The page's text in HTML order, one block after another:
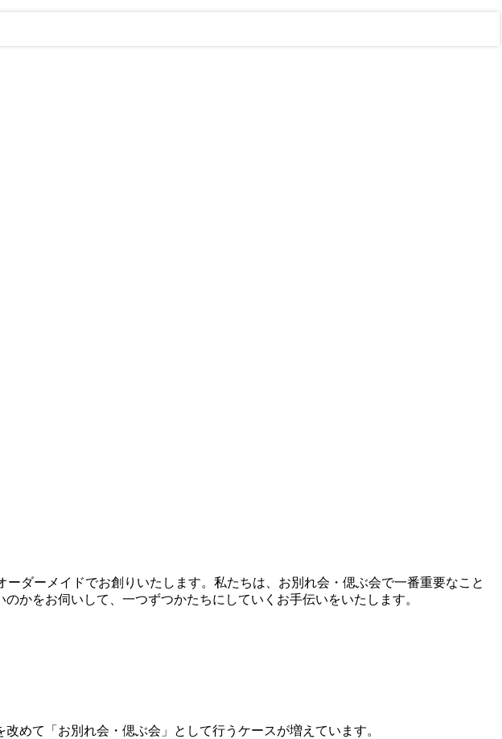
ダーメイドでお創りいたします。私たちは、お別れ会・偲ぶ会で一番重要なこと
かをお伺いして、一つずつかたちにしていくお手伝いをいたします。
めて「お別れ会・偲ぶ会」として行うケースが増えています。